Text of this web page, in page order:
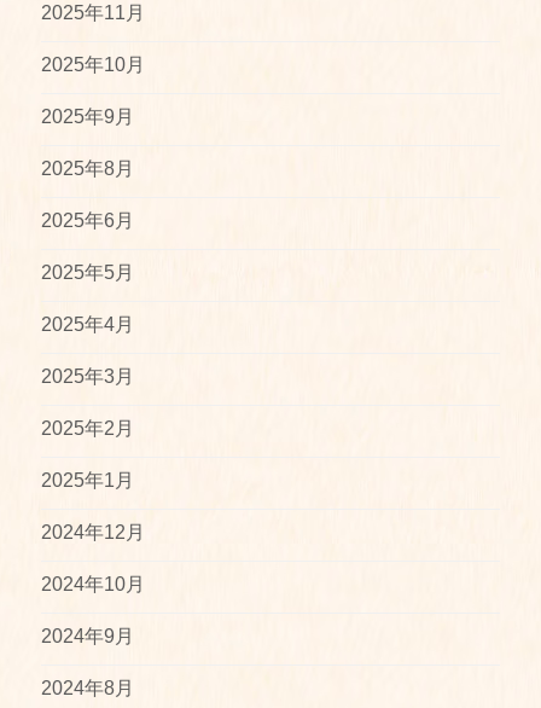
2025年11月
2025年10月
2025年9月
2025年8月
2025年6月
2025年5月
2025年4月
2025年3月
2025年2月
2025年1月
2024年12月
2024年10月
2024年9月
2024年8月